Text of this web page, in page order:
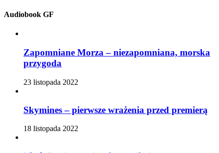
Audiobook GF
Zapomniane Morza – niezapomniana, morska
przygoda
23 listopada 2022
Skymines – pierwsze wrażenia przed premierą
18 listopada 2022